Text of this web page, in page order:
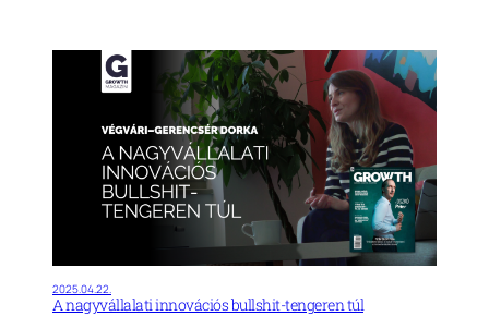
2025.04.22.
A nagyvállalati innovációs bullshit-tengeren túl